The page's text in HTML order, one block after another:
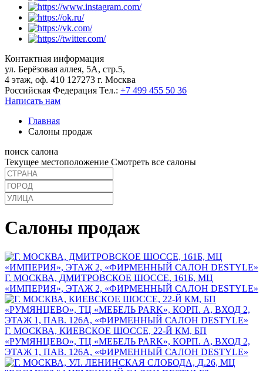
Контактная информация
ул. Берёзовая аллея, 5А, стр.5,
4 этаж, оф. 410 127273 г. Москва
Российская Федерация Тел.: +7 499 455 50 36
Написать нам
Главная
Салоны продаж
поиск салона
Текущее местоположение Смотреть все салоны
Салоны продаж
Г. МОСКВА, ДМИТРОВСКОЕ ШОССЕ, 161Б, МЦ
«ИМПЕРИЯ», ЭТАЖ 2, «ФИРМЕННЫЙ САЛОН DESTYLE»
Г. МОСКВА, КИЕВСКОЕ ШОССЕ, 22-Й КМ, БП
«РУМЯНЦЕВО», ТЦ «МЕБЕЛЬ PARK», КОРП. А, ВХОД 2,
ЭТАЖ 1, ПАВ. 126А, «ФИРМЕННЫЙ САЛОН DESTYLE»